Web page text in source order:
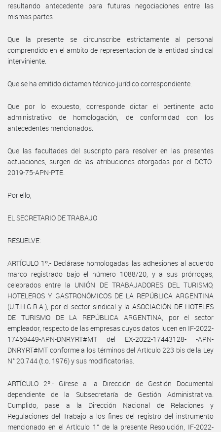
resultando antecedente para futuras negociaciones entre las
mismas partes.
Que la presente se circunscribe estrictamente al personal
comprendido en el ambito de representacion de la entidad sindical
interviniente.
Que se ha emitido dictamen técnico-jurídico correspondiente.
Que por lo expuesto, corresponde dictar el pertinente acto
administrativo de homologación, de conformidad con los
antecedentes mencionados.
Que las facultades del suscripto para resolver en las presentes
actuaciones, surgen de las atribuciones otorgadas por el DCTO-
2019-75-APN-PTE.
Por ello,
EL SECRETARIO DE TRABAJO
RESUELVE:
ARTÍCULO 1º.- Declárase homologadas las adhesiones al acuerdo
marco registrado bajo el número 1088/20, y a sus prórrogas,
celebrados entre la UNIÓN DE TRABAJADORES DEL TURISMO,
HOTELEROS Y GASTRONÓMICOS DE LA REPÚBLICA ARGENTINA
(U.T.H.G.R.A.), por el sector sindical y la ASOCIACIÓN DE HOTELES
DE TURISMO DE LA REPÚBLICA ARGENTINA, por el sector
empleador, respecto de las empresas cuyos datos lucen en IF-2022-
17469449-APN-DNRYRT#MT del EX-2022-17443128- -APN-
DNRYRT#MT conforme a los términos del Artículo 223 bis de la Ley
N° 20.744 (t.o. 1976) y sus modificatorias.
ARTÍCULO 2º.- Gírese a la Dirección de Gestión Documental
dependiente de la Subsecretaría de Gestión Administrativa.
Cumplido, pase a la Dirección Nacional de Relaciones y
Regulaciones del Trabajo a los fines del registro del instrumento
mencionado en el Artículo 1° de la presente Resolución, IF-2022-